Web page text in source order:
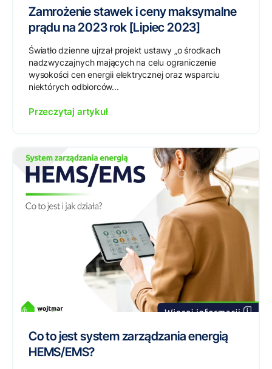
Zamrożenie stawek i ceny maksymalne
prądu na 2023 rok [Lipiec 2023]
Światło dzienne ujrzał projekt ustawy „o środkach
nadzwyczajnych mających na celu ograniczenie
wysokości cen energii elektrycznej oraz wsparciu
niektórych odbiorców...
Przeczytaj artykuł
Co to jest system zarządzania energią
HEMS/EMS?